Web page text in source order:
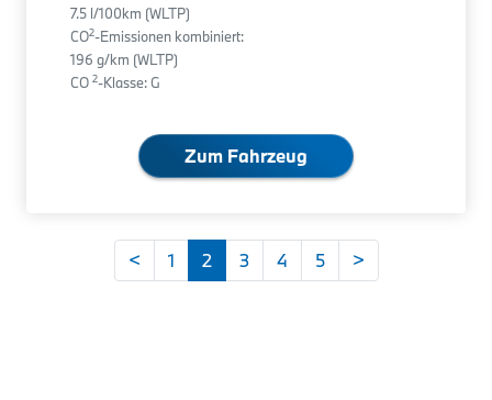
7.5 l/100km (WLTP)
CO2-Emissionen kombiniert:
196 g/km (WLTP)
CO 2-Klasse: G
Zum Fahrzeug
< 1 2 3 4 5 >